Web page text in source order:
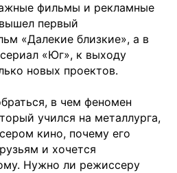
фильмы и рекламные
первый
«Далекие близкие», а в
«Юг», к выходу
новых проектов.
в чем феномен
учился на металлурга,
кино, почему его
и хочется
Нужно ли режиссеру